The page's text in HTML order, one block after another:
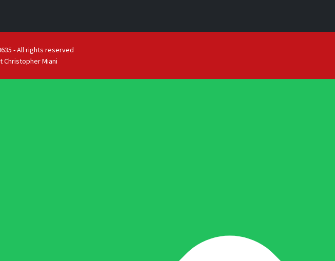
- All rights reserved
Christopher Miani